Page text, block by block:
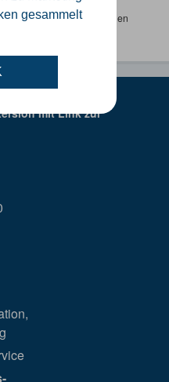
gesammelt
Sie sich bitte an einen
guetersloh.de